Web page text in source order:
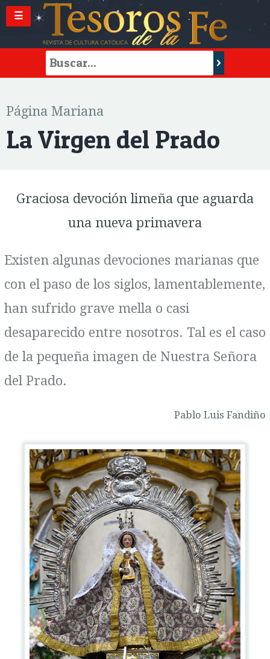
☰
Página Mariana
La Virgen del Prado
Graciosa devoción limeña que aguarda
una nueva primavera
Existen algunas devociones marianas que
con el paso de los siglos, lamentablemente,
han sufrido grave mella o casi
desaparecido entre nosotros. Tal es el caso
de la pequeña imagen de Nuestra Señora
del Prado.
Pablo Luis Fandiño